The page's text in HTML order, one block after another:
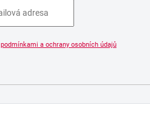
podmínkami a ochrany osobních údajů